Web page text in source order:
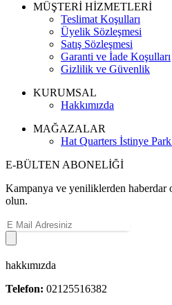
MÜŞTERİ HİZMETLERİ
Teslimat Koşulları
Üyelik Sözleşmesi
Satış Sözleşmesi
Garanti ve İade Koşulları
Gizlilik ve Güvenlik
KURUMSAL
Hakkımızda
MAĞAZALAR
Hat Quarters İstinye
E-BÜLTEN ABONELİĞİ
Kampanya ve yeniliklerden haberdar
olun.
hakkımızda
Telefon: 02125516382